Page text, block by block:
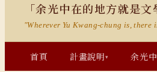
「余光中在的地方就是文
"Wherever Yu Kwang-chung is,
首頁 計畫說明▾ 余光